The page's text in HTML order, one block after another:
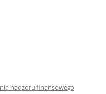
nadzoru finansowego